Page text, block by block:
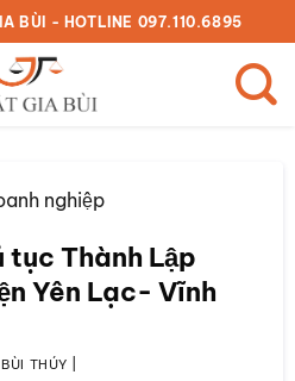
BÙI - HOTLINE 097.110.6895
nghiệp
Thành Lập
Yên Lạc- Vĩnh
BÙI THÚY